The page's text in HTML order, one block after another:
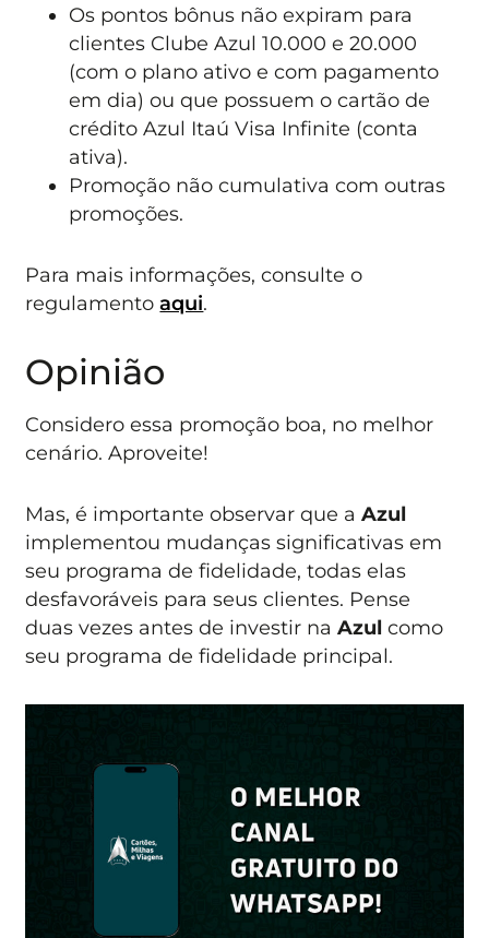
Os pontos bônus não expiram para
clientes Clube Azul 10.000 e 20.000
(com o plano ativo e com pagamento
em dia) ou que possuem o cartão de
crédito Azul Itaú Visa Infinite (conta
ativa).
Promoção não cumulativa com outras
promoções.
Para mais informações, consulte o
regulamentoaqui.
Opinião
Considero essa promoção boa, no melhor
cenário. Aproveite!
Mas, é importante observar que aAzul
implementou mudanças significativas em
seu programa de fidelidade, todas elas
desfavoráveis para seus clientes. Pense
duas vezes antes de investir naAzul como
seu programa de fidelidade principal.